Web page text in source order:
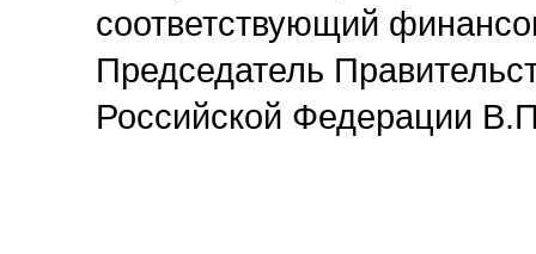
соответствующий
Председатель
Российской Федерации